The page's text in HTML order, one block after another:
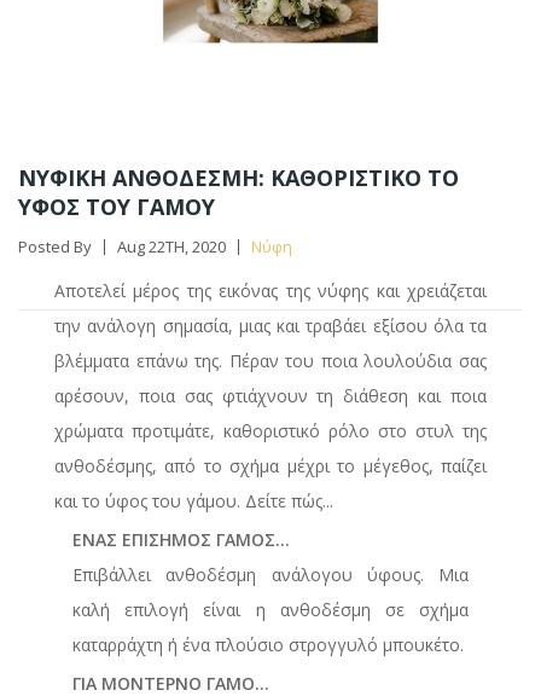
ΝΥΦΙΚΗ ΑΝΘΟΔΕΣΜΗ: ΚΑΘΟΡΙΣΤΙΚΟ ΤΟ
ΥΦΟΣ ΤΟΥ ΓΑΜΟΥ
Posted By Aug 22TH, 2020 Νύφη
Αποτελεί μέρος της εικόνας της νύφης και χρειάζεται
την ανάλογη σημασία, μιας και τραβάει εξίσου όλα τα
βλέμματα επάνω της. Πέραν του ποια λουλούδια σας
αρέσουν, ποια σας φτιάχνουν τη διάθεση και ποια
χρώματα προτιμάτε, καθοριστικό ρόλο στο στυλ της
ανθοδέσμης, από το σχήμα μέχρι το μέγεθος, παίζει
και το ύφος του γάμου. Δείτε πώς...
ΕΝΑΣ ΕΠΙΣΗΜΟΣ ΓΑΜΟΣ...
Επιβάλλει ανθοδέσμη ανάλογου ύφους. Μια
καλή επιλογή είναι η ανθοδέσμη σε σχήμα
καταρράχτη ή ένα πλούσιο στρογγυλό μπουκέτο.
ΓΙΑ ΜΟΝΤΕΡΝΟ ΓΑΜΟ...